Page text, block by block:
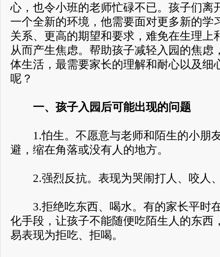
心，也令小班的老师忙碌不已。孩子们离
一个全新的环境，他需要面对更多新的学
关系、更高的期望和要求，难免在生理上
从而产生焦虑。帮助孩子减轻入园的焦虑
体生活，最需要家长的理解和耐心以及细
呢？
一、孩子入园后可能出现的问题
1.怕生。不愿意与老师和陌生的小朋
避，缩在角落或没有人的地方。
2.强烈反抗。表现为哭闹打人、咬人
3.拒绝吃东西、喝水。有的家长平时
化手段，让孩子不能随便吃陌生人的东西
易表现为拒吃、拒喝。